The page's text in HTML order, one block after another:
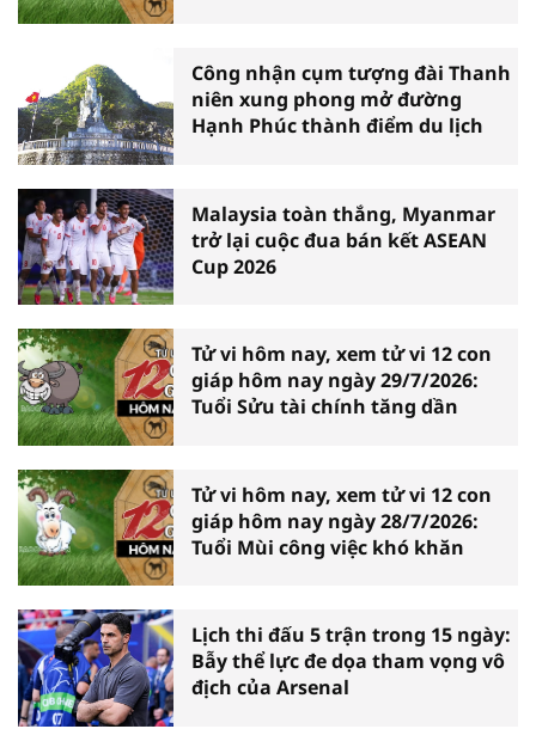
Công nhận cụm tượng đài Thanh
niên xung phong mở đường
Hạnh Phúc thành điểm du lịch
Malaysia toàn thắng, Myanmar
trở lại cuộc đua bán kết ASEAN
Cup 2026
Tử vi hôm nay, xem tử vi 12 con
giáp hôm nay ngày 29/7/2026:
Tuổi Sửu tài chính tăng dần
Tử vi hôm nay, xem tử vi 12 con
giáp hôm nay ngày 28/7/2026:
Tuổi Mùi công việc khó khăn
Lịch thi đấu 5 trận trong 15 ngày:
Bẫy thể lực đe dọa tham vọng vô
địch của Arsenal